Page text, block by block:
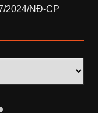
2024/NĐ-CP